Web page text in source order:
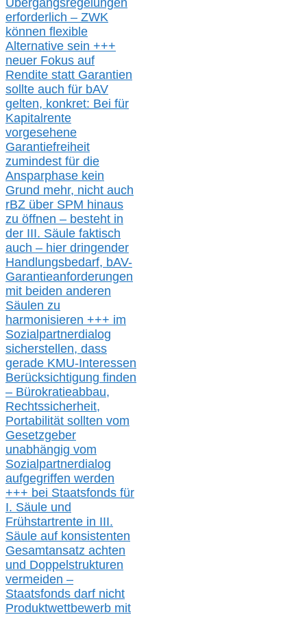
Übergangsregelungen
erforderlich – ZWK
können flexible
Alternative sein +++
neuer Fokus auf
Rendite statt Garantien
sollte auch für bAV
gelten, konkret: Bei für
Kapitalrente
vorgesehene
Garantiefreiheit
zumindest für die
Ansparphase kein
Grund mehr, nicht auch
rBZ über SPM hinaus
zu öffnen – besteht in
der III. Säule faktisch
auch – hier dringender
Handlungsbedarf, bAV-
Garantieanforderungen
mit beiden anderen
Säulen zu
harmonisieren +++ im
Sozialpartnerdialog
sicherstellen, dass
gerade KMU-Interessen
Berücksichtigung finden
– Bürokratieabbau,
Rechtssicherheit,
Portabilität sollten vom
Gesetzgeber
unabhängig vom
Sozialpartnerdialog
aufgegriffen werden
+++ bei Staatsfonds für
I. Säule und
Frühstartrente in III.
Säule auf konsistenten
Gesamtansatz achten
und Doppelstrukturen
vermeiden –
Staatsfonds darf nicht
Produktwettbewerb mit